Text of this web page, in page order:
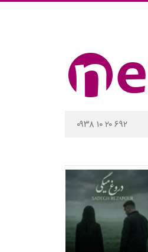
۰۹۳۸ ۱۰ ۲۰ ۶۹۲